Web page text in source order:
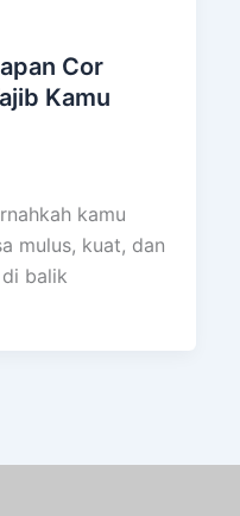
Cor
Kamu
kamu
mulus, kuat, dan
balik